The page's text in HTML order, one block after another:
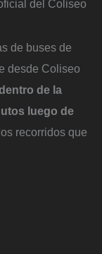
del Coliseo
de buses de
desde Coliseo
de la
luego de
recorridos que